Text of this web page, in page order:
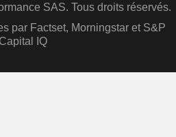
SAS. Tous droits réservés.
par Factset, Morningstar et S&P
Capital IQ